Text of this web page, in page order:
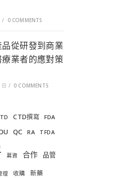
/ 0 COMMENTS
從研發到商業
業者的應對策
/ 0 COMMENTS
CTD撰寫 FDA
QC RA TFDA
募資 合作 品管
理 收購 新藥